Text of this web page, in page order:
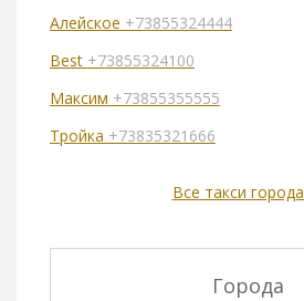
Алейское +73855324444
Best +73855324100
Максим +73855355555
Тройка +73835321666
Все такси города
Города